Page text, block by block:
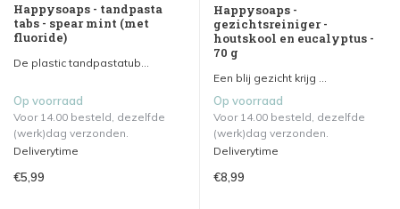
Happysoaps - tandpasta
tabs - spear mint (met
fluoride)
De plastic tandpastatub...
Op voorraad
Voor 14.00 besteld, dezelfde
(werk)dag verzonden.
Deliverytime
€5,99
Happysoaps -
gezichtsreiniger -
houtskool en eucalyptus -
70 g
Een blij gezicht krijg ...
Op voorraad
Voor 14.00 besteld, dezelfde
(werk)dag verzonden.
Deliverytime
€8,99